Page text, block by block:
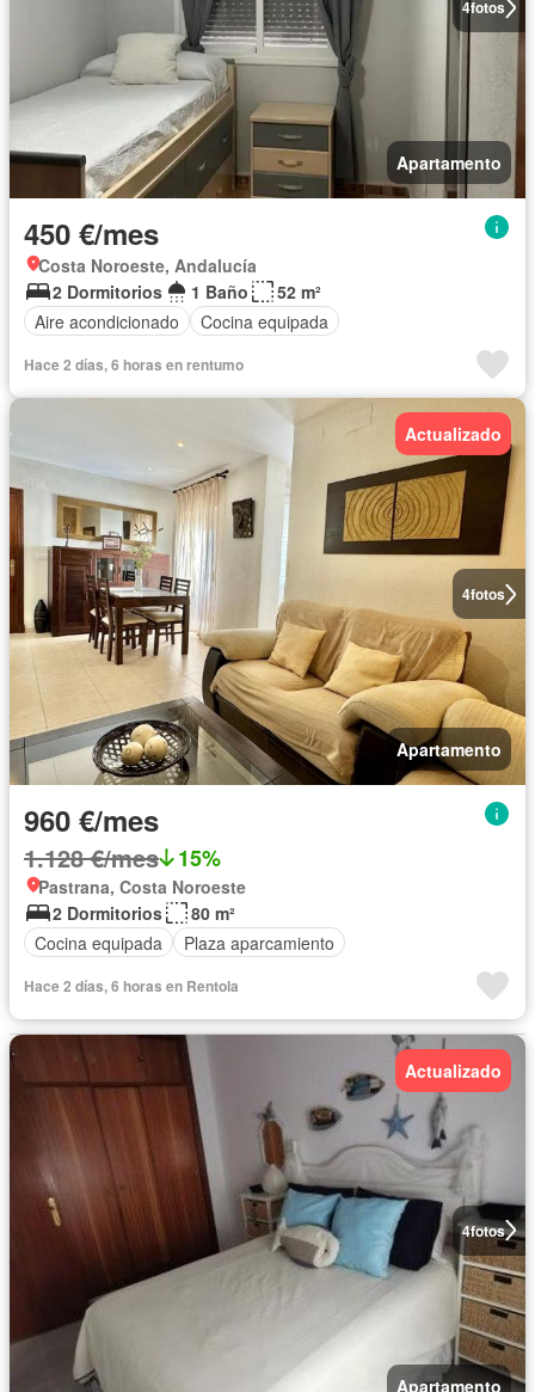
4fotos
Apartamento
450 €/mes
Costa Noroeste, Andalucía
2 Dormitorios
1 Baño
52 m²
Aire acondicionado
Cocina equipada
Hace 2 días, 6 horas en rentumo
4fotos
Actualizado
Apartamento
960 €/mes
1.128 €/mes 15%
Pastrana, Costa Noroeste
2 Dormitorios
80 m²
Cocina equipada
Plaza aparcamiento
Hace 2 días, 6 horas en Rentola
4fotos
Actualizado
Apartamento